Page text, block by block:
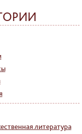
литература